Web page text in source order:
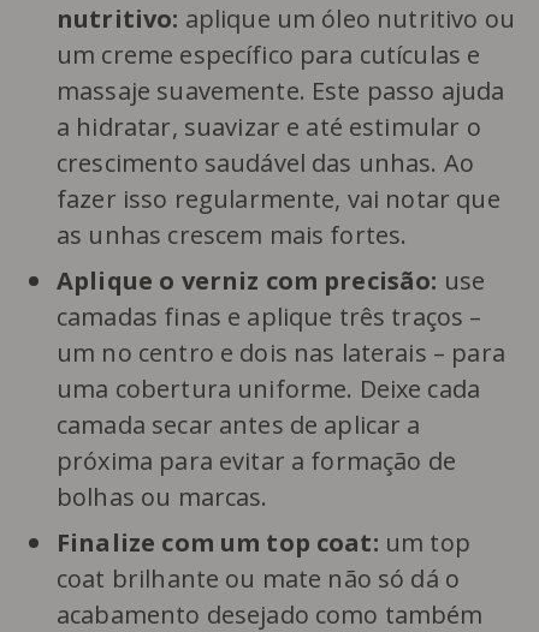
nutritivo: aplique um óleo nutritivo ou
um creme específico para cutículas e
massaje suavemente. Este passo ajuda
a hidratar, suavizar e até estimular o
crescimento saudável das unhas. Ao
fazer isso regularmente, vai notar que
as unhas crescem mais fortes.
Aplique o verniz com precisão: use
camadas finas e aplique três traços –
um no centro e dois nas laterais – para
uma cobertura uniforme. Deixe cada
camada secar antes de aplicar a
próxima para evitar a formação de
bolhas ou marcas.
Finalize com um top coat: um top
coat brilhante ou mate não só dá o
acabamento desejado como também